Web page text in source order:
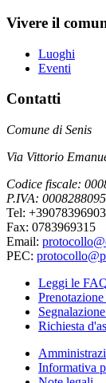
Vivere il
Luoghi
Eventi
Contatti
Comune di Senis
Via Vittorio
Codice fiscale:
P.IVA:
Tel:
Fax: 0783969315
Email:
PEC:
Leggi le
Richiesta
Informativa